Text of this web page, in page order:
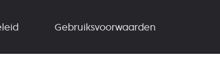
Gebruiksvoorwaarden